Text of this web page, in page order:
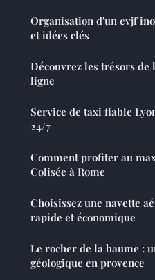
Organisation d'un evjf
et idées clés
Découvrez les trésors
ligne
Service de taxi fiable
24/7
Comment profiter au
Colisée à Rome
Choisissez une navette
rapide et économique
Le rocher de la baume :
géologique en provence